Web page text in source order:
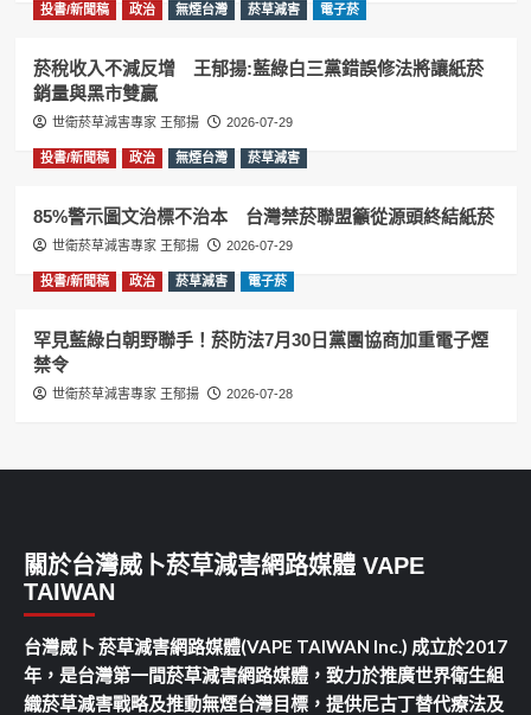
投書/新聞稿 政治 無煙台灣 菸草減害 電子菸
菸稅收入不減反增 王郁揚:藍綠白三黨錯誤修法將讓紙菸
銷量與黑市雙贏
世衛菸草減害專家 王郁揚 2026-07-29
投書/新聞稿 政治 無煙台灣 菸草減害
85%警示圖文治標不治本 台灣禁菸聯盟籲從源頭終結紙菸
世衛菸草減害專家 王郁揚 2026-07-29
投書/新聞稿 政治 菸草減害 電子菸
罕見藍綠白朝野聯手！菸防法7月30日黨團協商加重電子煙
禁令
世衛菸草減害專家 王郁揚 2026-07-28
關於台灣威卜菸草減害網路媒體 VAPE
TAIWAN
台灣威卜 菸草減害網路媒體(VAPE TAIWAN Inc.) 成立於2017
年，是台灣第一間菸草減害網路媒體，致力於推廣世界衛生組
織菸草減害戰略及推動無煙台灣目標，提供尼古丁替代療法及